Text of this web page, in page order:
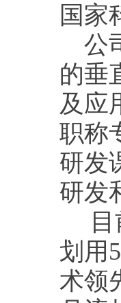
国家
公
的垂
及应
职称
研发
研发
目
划用
术领